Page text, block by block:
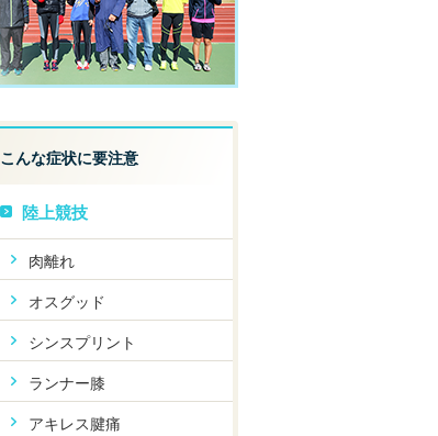
こんな症状に要注意
陸上競技
肉離れ
オスグッド
シンスプリント
ランナー膝
アキレス腱痛